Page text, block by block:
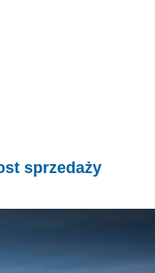
sprzedaży